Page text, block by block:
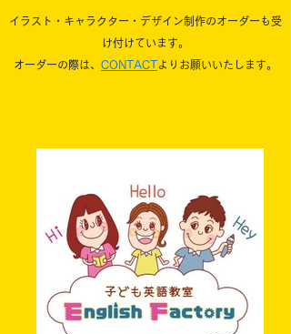
イラスト・キャラクター・デザイン制作のオーダーも受
け付けています。
​オーダーの際は、 CONTACTよりお願いいたします。